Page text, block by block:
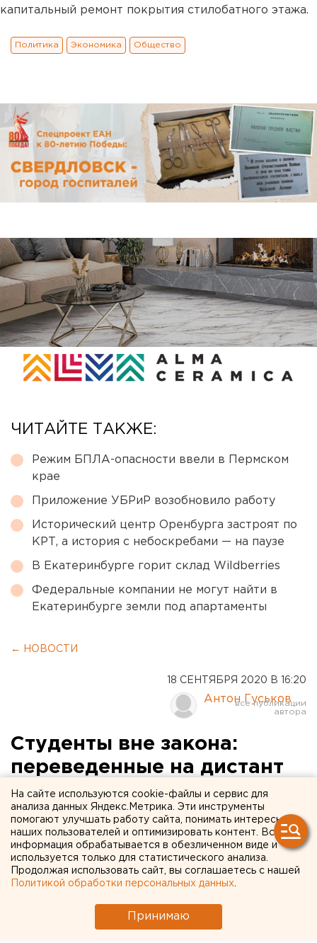
капитальный ремонт покрытия стилобатного этажа.
Политика Экономика Общество
ЧИТАЙТЕ ТАКЖЕ:
Режим БПЛА-опасности ввели в Пермском
крае
Приложение УБРиР возобновило работу
Исторический центр Оренбурга застроят по
КРТ, а история с небоскребами — на паузе
В Екатеринбурге горит склад Wildberries
Федеральные компании не могут найти в
Екатеринбурге земли под апартаменты
← НОВОСТИ
18 СЕНТЯБРЯ 2020 В 16:20
Антон Гуськов
Студенты вне закона:
переведенные на дистант
второкурсники УрФУ не
могут получить допуск к
учебе
На сайте используются cookie-файлы и сервис для
анализа данных Яндекс.Метрика. Эти инструменты
помогают улучшать работу сайта, понимать интересы
наших пользователей и оптимизировать контент. Вся
информация обрабатывается в обезличенном виде и
используется только для статистического анализа.
Продолжая использовать сайт, вы соглашаетесь с нашей
Политикой обработки персональных данных
Принимаю